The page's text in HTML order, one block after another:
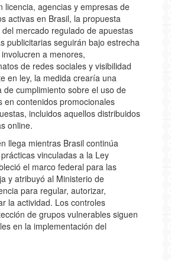
licencia, agencias y empresas de
activas en Brasil, la propuesta
mercado regulado de apuestas
publicitarias seguirán bajo estrecha
a menores,
de redes sociales y visibilidad
en ley, la medida crearía una
de cumplimiento sobre el uso de
en contenidos promocionales
incluidos aquellos distribuidos
online.
llega mientras Brasil continúa
vinculadas a la Ley
el marco federal para las
y atribuyó al Ministerio de
para regular, autorizar,
la actividad. Los controles
de grupos vulnerables siguen
en la implementación del